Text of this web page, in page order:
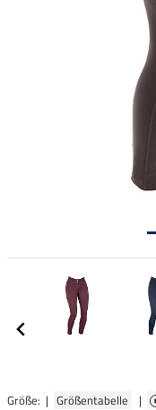
Größe: | Größentabelle |